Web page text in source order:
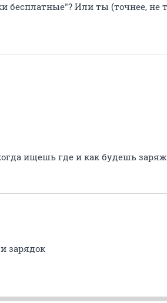
бесплатные"? Или ты (точнее, не
ищешь где и как будешь
зарядок